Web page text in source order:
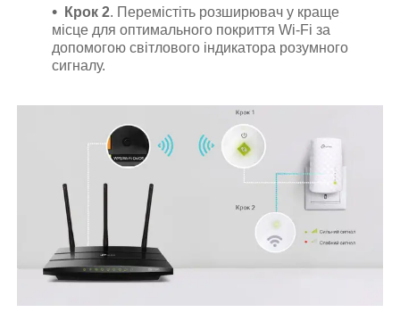
Крок 2. Перемістіть розширювач у краще
місце для оптимального покриття Wi-Fi за
допомогою світлового індикатора розумного
сигналу.